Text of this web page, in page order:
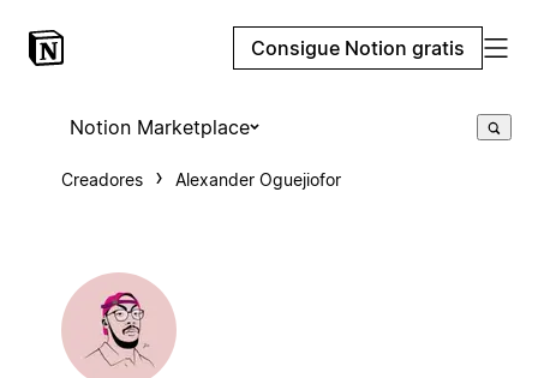
Consigue Notion gratis
Notion Marketplace
Creadores Alexander Oguejiofor